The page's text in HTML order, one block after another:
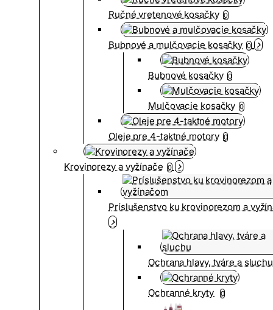
Ručné vretenové kosačky 0
Bubnové a mulčovacie kosačky 0
Bubnové kosačky 0
Mulčovacie kosačky 0
Oleje pre 4-taktné motory 0
Krovinorezy a vyžínače 0
Príslušenstvo ku krovinorezom a
Ochrana hlavy, tváre a sluchu
Ochranné kryty 0